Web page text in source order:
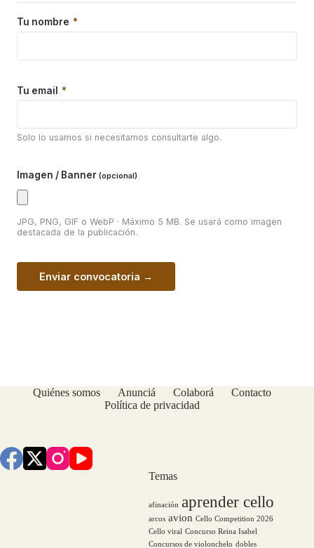
Tu nombre *
Tu email *
Solo lo usamos si necesitamos consultarte algo.
Imagen / Banner (opcional)
JPG, PNG, GIF o WebP · Máximo 5 MB. Se usará como imagen
destacada de la publicación.
Enviar convocatoria →
Quiénes somos Anunciá Colaborá
Contacto
Política de privacidad
Temas
afinación aprender cello
arcos avion Cello Competition 2026
Cello viral Concurso Reina Isabel
Concursos de violonchelo dobles